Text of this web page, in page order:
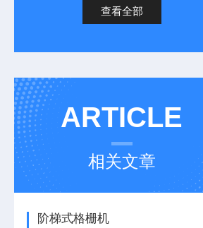
查看全部
ARTICLE
相关文章
阶梯式格栅机